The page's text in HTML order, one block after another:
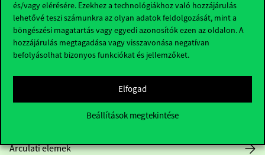
és/vagy elérésére. Ezekhez a technológiákhoz való hozzájárulás
lehetővé teszi számunkra az olyan adatok feldolgozását, mint a
böngészési magatartás vagy egyedi azonosítók ezen az oldalon. A
hozzájárulás megtagadása vagy visszavonása negatívan
befolyásolhat bizonyos funkciókat és jellemzőket.
Elfogad
Beállítások megtekintése
Nyitvatartás
Arculati elemek